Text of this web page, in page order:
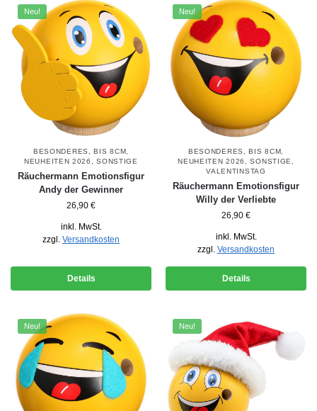
Neu!
BESONDERES ,BIS 8CM
NEUHEITEN 2026
,SONSTIGE
Räuchermann Emotionsfigur
Andy der Gewinner
26,90 €
inkl. MwSt.
zzgl. Versandkosten
Details
Neu!
BESONDERES ,BIS 8CM
NEUHEITEN 2026
,SONSTIGE
VALENTINSTAG
Räuchermann Emotionsfigur
Willy der Verliebte
26,90 €
inkl. MwSt.
zzgl. Versandkosten
Details
Neu! Neu!